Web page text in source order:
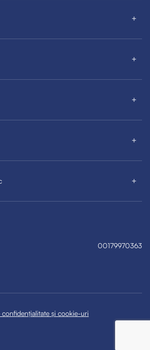
confidențialitate și cookie-uri
00179970363